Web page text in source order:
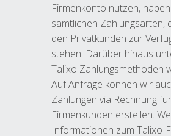
Firmenkonto nutzen,
sämtlichen Zahlungsarten,
den Privatkunden zur
stehen. Darüber hinaus
Talixo Zahlungsmethoden
Auf Anfrage können wir
Zahlungen via Rechnung
Firmenkunden erstellen.
Informationen zum Talixo-